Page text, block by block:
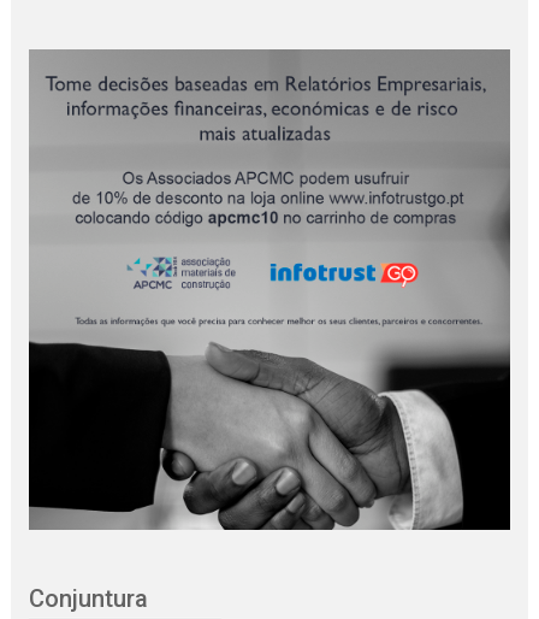
Conjuntura